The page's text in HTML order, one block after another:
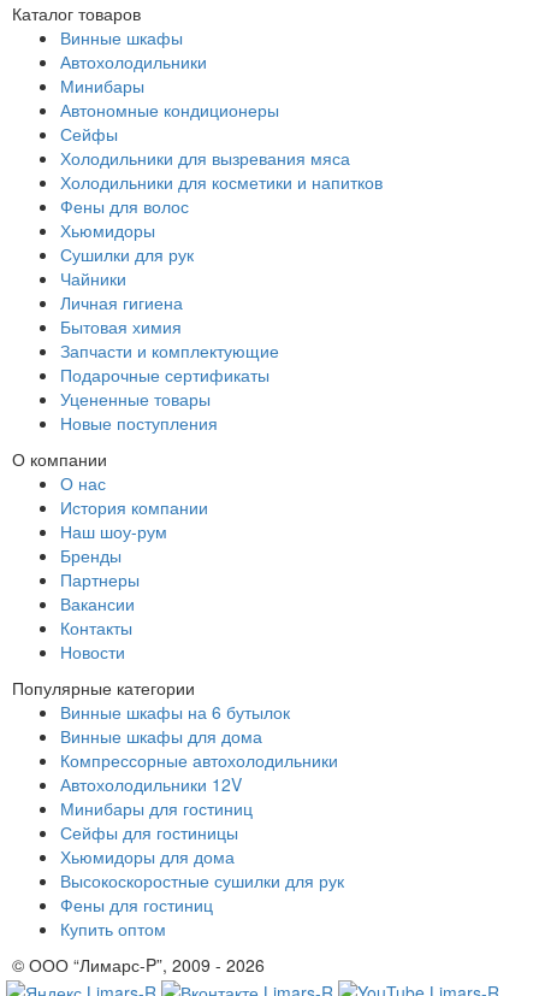
Каталог товаров
Винные шкафы
Автохолодильники
Минибары
Автономные кондиционеры
Сейфы
Холодильники для вызревания мяса
Холодильники для косметики и напитков
Фены для волос
Хьюмидоры
Сушилки для рук
Чайники
Личная гигиена
Бытовая химия
Запчасти и комплектующие
Подарочные сертификаты
Уцененные товары
Новые поступления
О компании
О нас
История компании
Наш шоу-рум
Бренды
Партнеры
Вакансии
Контакты
Новости
Популярные категории
Винные шкафы на 6 бутылок
Винные шкафы для дома
Компрессорные автохолодильники
Автохолодильники 12V
Минибары для гостиниц
Сейфы для гостиницы
Хьюмидоры для дома
Высокоскоростные сушилки для рук
Фены для гостиниц
Купить оптом
© ООО “Лимарс-P”, 2009 - 2026